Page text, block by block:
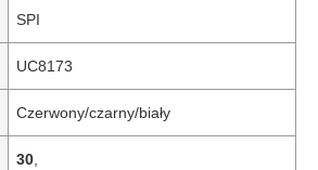
SPI
UC8173
Czerwony/czarny/biały
30